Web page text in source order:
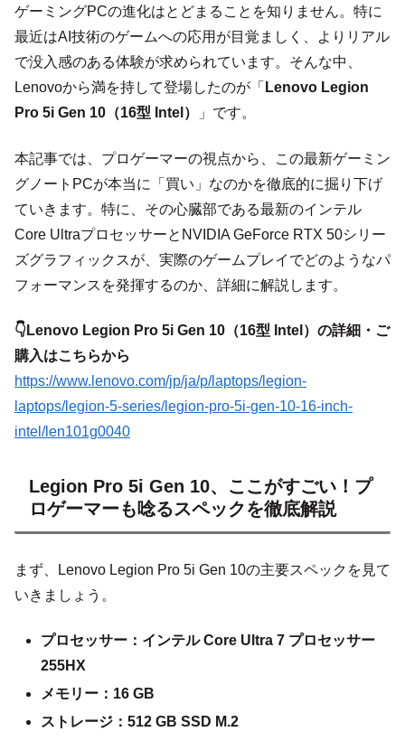
ゲーミングPCの進化はとどまることを知りません。特に
最近はAI技術のゲームへの応用が目覚ましく、よりリアル
で没入感のある体験が求められています。そんな中、
Lenovoから満を持して登場したのが「 Lenovo Legion
Pro 5i Gen 10（16型 Intel）
」です。
本記事では、プロゲーマーの視点から、この最新ゲーミン
グノートPCが本当に「買い」なのかを徹底的に掘り下げ
ていきます。特に、その心臓部である最新のインテル
Core UltraプロセッサーとNVIDIA GeForce RTX 50シリー
ズグラフィックスが、実際のゲームプレイでどのようなパ
フォーマンスを発揮するのか、詳細に解説します。
👇Lenovo Legion Pro 5i Gen 10（16型 Intel）の詳細・ご
購入はこちらから
https://www.lenovo.com/jp/ja/p/laptops/legion-
laptops/legion-5-series/legion-pro-5i-gen-10-16-inch-
intel/len101g0040
Legion Pro 5i Gen 10、ここがすごい！プ
ロゲーマーも唸るスペックを徹底解説
まず、Lenovo Legion Pro 5i Gen 10の主要スペックを見て
いきましょう。
プロセッサー：インテル Core Ultra 7 プロセッサー
255HX
メモリー：16 GB
ストレージ：512 GB SSD M.2